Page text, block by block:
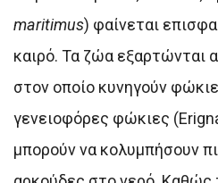
maritimus) φαίνεται
καιρό. Τα ζώα εξαρτώνται
στον οποίο κυνηγούν
γενειοφόρες φώκιες
μπορούν να κολυμπήσουν